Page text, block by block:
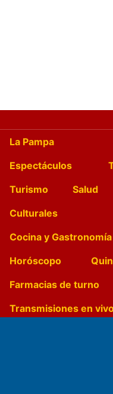
La Pampa
Espectáculos
Turismo
Salud
Culturales
Cocina y Gastronomía
Horóscopo
Farmacias de turno
Transmisiones en